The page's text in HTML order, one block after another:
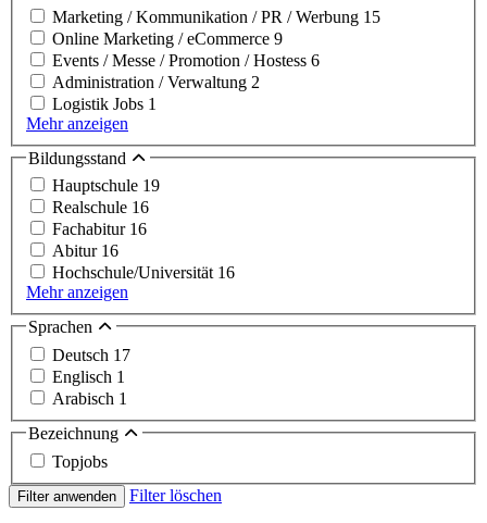
Marketing / Kommunikation / PR / Werbung 15
Online Marketing / eCommerce 9
Events / Messe / Promotion / Hostess 6
Administration / Verwaltung 2
Logistik Jobs 1
Mehr anzeigen
Bildungsstand
Hauptschule 19
Realschule 16
Fachabitur 16
Abitur 16
Hochschule/Universität 16
Mehr anzeigen
Sprachen
Deutsch 17
Englisch 1
Arabisch 1
Bezeichnung
Topjobs
Filter anwenden Filter löschen